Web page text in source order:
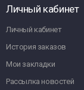
Личный кабинет
Личный кабинет
История заказов
Мои закладки
Рассылка новостей